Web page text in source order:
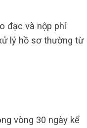
đạc và nộp phí
lý hồ sơ thường từ
vòng 30 ngày kể